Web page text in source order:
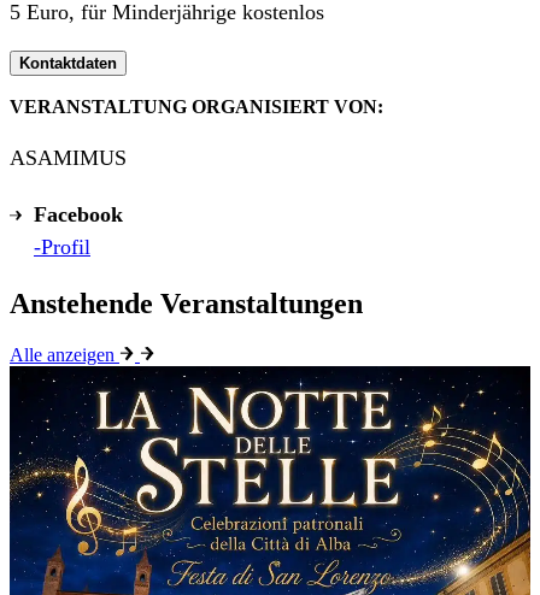
5 Euro, für Minderjährige kostenlos
Kontaktdaten
VERANSTALTUNG ORGANISIERT VON:
ASAMIMUS
Facebook
-Profil
Anstehende Veranstaltungen
Alle anzeigen